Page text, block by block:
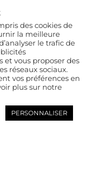
Pour les particuliers
Champmarket.
des cookies de
la meilleure
le trafic de
et vous proposer des
réseaux sociaux.
vos préférences en
plus sur notre
PERSONNALISER